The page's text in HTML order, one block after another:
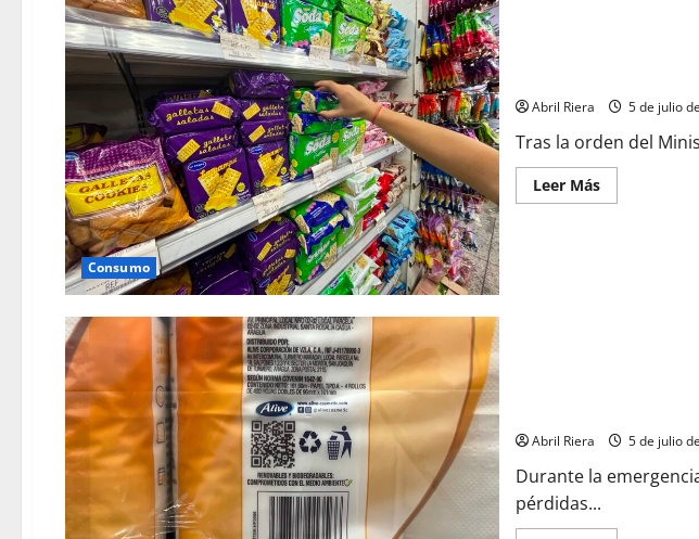
Consumo
Abril Riera 5 de julio
Tras la orden del
Leer Más
Abril Riera 5 de julio
Durante la
pérdidas...